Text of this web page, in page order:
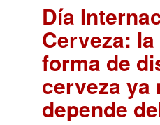
Día
Cerveza:
forma de
cerveza ya
depende